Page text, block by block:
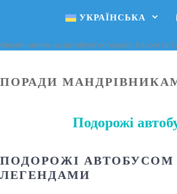
УКРАЇНСЬКА
Онлайн квитки на автобуси по Україні, Європі
ПОРАДИ
Подорожі
ПОДОРОЖІ АВТОБУСОМ
ЛЕГЕНДАМИ